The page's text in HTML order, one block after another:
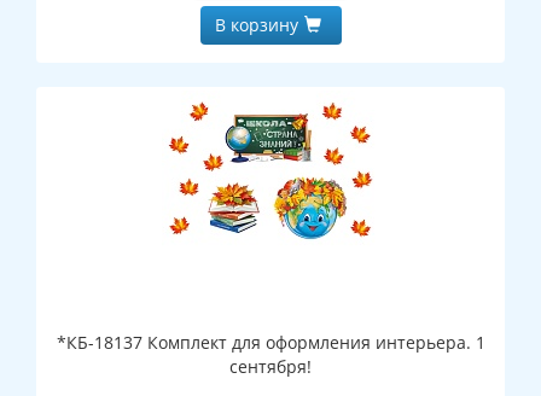
В корзину
*КБ-18137 Комплект для оформления интерьера. 1
сентября!